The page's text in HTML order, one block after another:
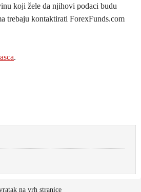
koji žele da njihovi podaci budu
trebaju kontaktirati ForexFunds.com
.
na vrh stranice